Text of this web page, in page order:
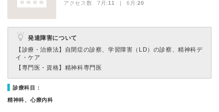
アクセス数 7月:11 | 6月:20
発達障害について
【診療・治療法】 自閉症の診察、学習障害（LD）の診察、精神科デ
イ・ケア
【専門医・資格】 精神科専門医
診療科目：
精神科、心療内科